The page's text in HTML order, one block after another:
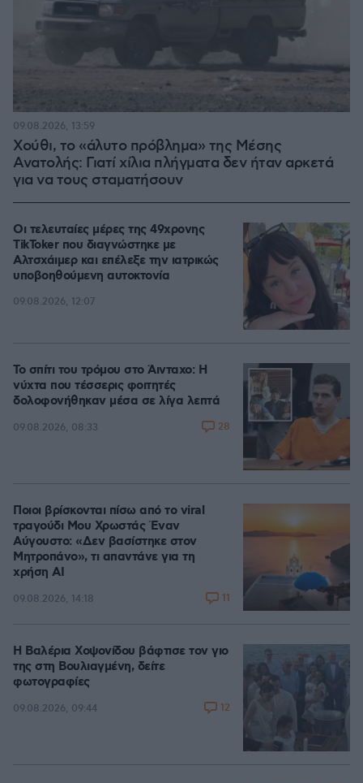
Χούθι, το «άλυτο πρόβλημα» της Μέσης
Ανατολής: Γιατί χίλια πλήγματα δεν ήταν αρκετά
για να τους σταματήσουν
09.08.2026, 13:59
Οι τελευταίες μέρες της 49χρονης
TikToker που διαγνώστηκε με
Αλτσχάιμερ και επέλεξε την ιατρικώς
υποβοηθούμενη αυτοκτονία
09.08.2026, 12:07
Το σπίτι του τρόμου στο Άινταχο: Η
νύχτα που τέσσερις φοιτητές
δολοφονήθηκαν μέσα σε λίγα λεπτά
09.08.2026, 08:33 28
Ποιοι βρίσκονται πίσω από το viral
τραγούδι Μου Χρωστάς Έναν
Αύγουστο: «Δεν βασίστηκε στον
Μητροπάνο», τι απαντάνε για τη
χρήση AI
09.08.2026, 14:18 11
Η Βαλέρια Χοψονίδου βάφτισε τον γιο
της στη Βουλιαγμένη, δείτε
φωτογραφίες
09.08.2026, 09:44 12